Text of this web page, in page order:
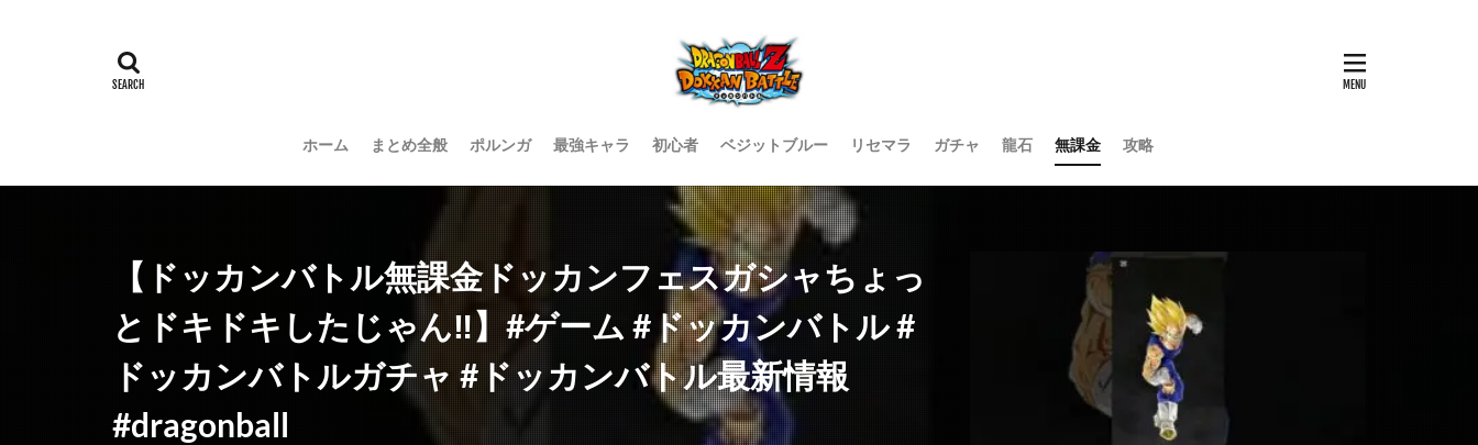
ホーム まとめ全般 ポルンガ 最強キャラ 初心者 ベジットブルー リセマラ ガチャ 龍石 無課金 攻略
【ドッカンバトル無課金ドッカンフェスガシャちょっ
とドキドキしたじゃん‼︎】#ゲーム #ドッカンバトル #
ドッカンバトルガチャ #ドッカンバトル最新情報
#dragonball